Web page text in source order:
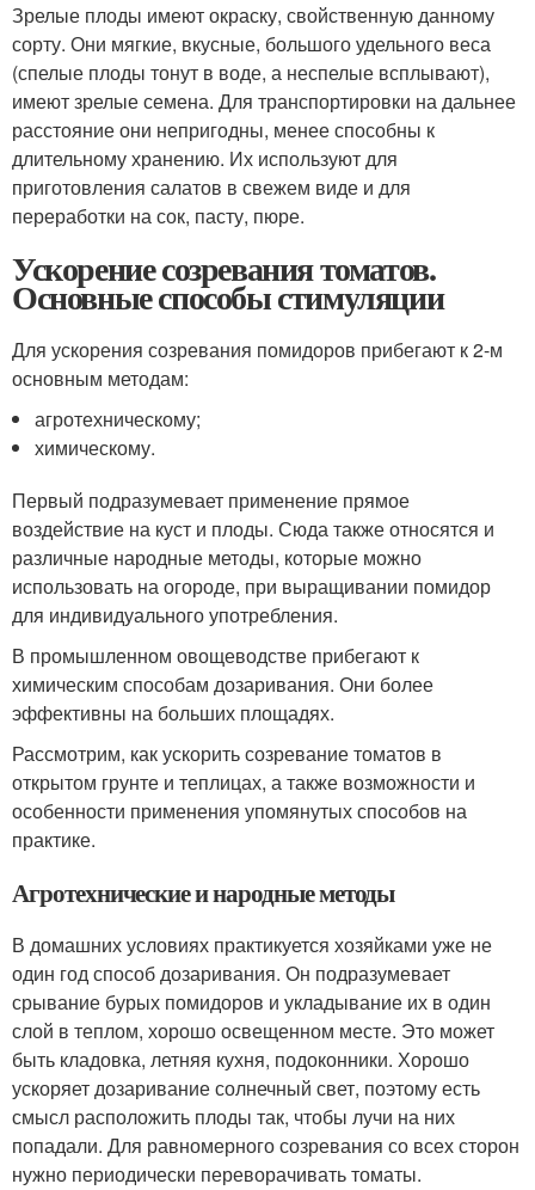
Зрелые плоды имеют окраску, свойственную данному
сорту. Они мягкие, вкусные, большого удельного веса
(спелые плоды тонут в воде, а неспелые всплывают),
имеют зрелые семена. Для транспортировки на дальнее
расстояние они непригодны, менее способны к
длительному хранению. Их используют для
приготовления салатов в свежем виде и для
переработки на сок, пасту, пюре.
Ускорение созревания томатов.
Основные способы стимуляции
Для ускорения созревания помидоров прибегают к 2-м
основным методам:
агротехническому;
химическому.
Первый подразумевает применение прямое
воздействие на куст и плоды. Сюда также относятся и
различные народные методы, которые можно
использовать на огороде, при выращивании помидор
для индивидуального употребления.
В промышленном овощеводстве прибегают к
химическим способам дозаривания. Они более
эффективны на больших площадях.
Рассмотрим, как ускорить созревание томатов в
открытом грунте и теплицах, а также возможности и
особенности применения упомянутых способов на
практике.
Агротехнические и народные методы
В домашних условиях практикуется хозяйками уже не
один год способ дозаривания. Он подразумевает
срывание бурых помидоров и укладывание их в один
слой в теплом, хорошо освещенном месте. Это может
быть кладовка, летняя кухня, подоконники. Хорошо
ускоряет дозаривание солнечный свет, поэтому есть
смысл расположить плоды так, чтобы лучи на них
попадали. Для равномерного созревания со всех сторон
нужно периодически переворачивать томаты.